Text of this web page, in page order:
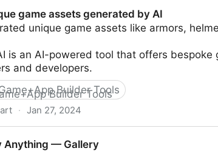
game assets generated by AI
unique game assets like armors,
is an AI-powered tool that offers bespoke
and developers.
Builder Tools
· Jan 27, 2024
Anything — Gallery